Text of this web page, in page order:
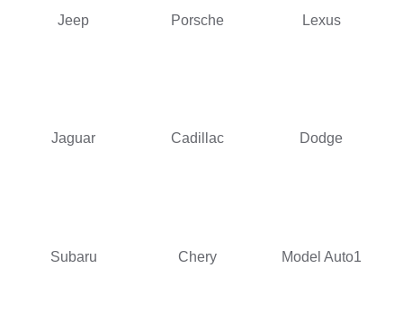
Jeep Porsche Lexus
Jaguar Cadillac Dodge
Subaru Chery Model Auto1